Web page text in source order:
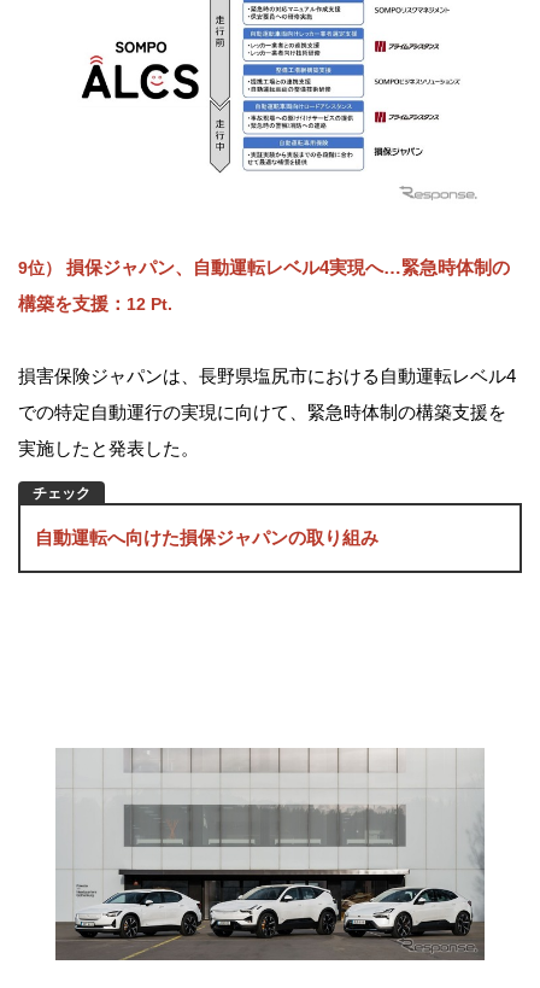
9位）
損保ジャパン、自動運転レベル4実現へ…緊急時体制の
構築を支援 ： 12 Pt.
損害保険ジャパンは、長野県塩尻市における自動運転レベル4
での特定自動運行の実現に向けて、緊急時体制の構築支援を
実施したと発表した。
自動運転へ向けた損保ジャパンの取り組み